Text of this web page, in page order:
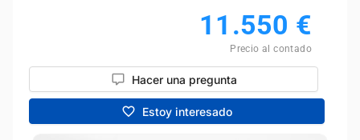
11.550 €
Precio al contado
Hacer una pregunta
Estoy interesado